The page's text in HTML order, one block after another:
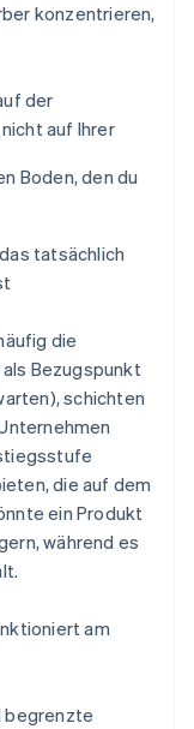
konzentrieren,
der
auf Ihrer
Boden, den du
tatsächlich
die
Bezugspunkt
schichten
die auf dem
ein Produkt
während es
am
begrenzte